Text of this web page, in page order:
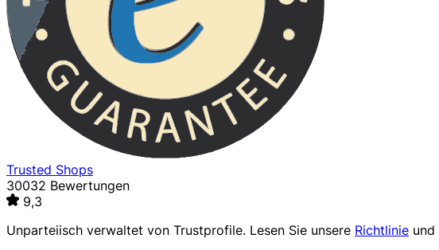
Trusted Shops
30032 Bewertungen
9,3
Unparteiisch verwaltet von Trustprofile. Lesen Sie unsere Richtlinie und